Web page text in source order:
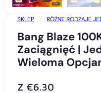
SKLEP
RÓŻNE RODZAJE
BANG BLAZE 100K 6 W 1, 100
WIELOMA OPCJAMI,
Bang Blaze
Zaciągnięć |
Wieloma
Z €6.30